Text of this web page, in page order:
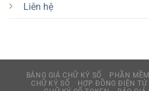
Liên hệ
BẢNG GIÁ CHỮ KÝ SỐ
PHẦN
CHỮ KÝ SỐ
HỢP ĐỒNG ĐIỆN TỬ